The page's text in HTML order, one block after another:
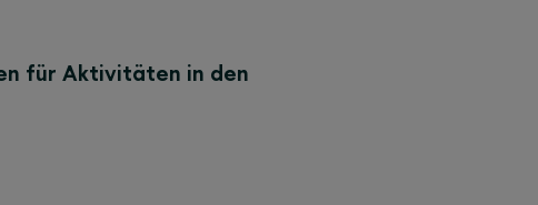
für Aktivitäten in den